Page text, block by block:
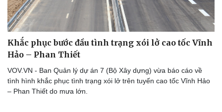
Khắc phục bước đầu tình trạng xói lở cao tốc Vĩnh
Hảo – Phan Thiết
VOV.VN - Ban Quản lý dự án 7 (Bộ Xây dựng) vừa báo cáo về
tình hình khắc phục tình trạng xói lở trên tuyến cao tốc Vĩnh Hảo
– Phan Thiết do mưa lớn.